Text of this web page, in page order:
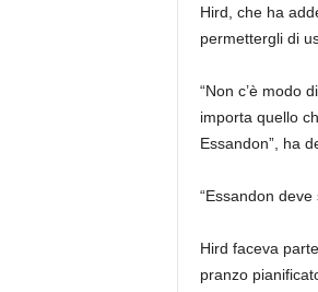
Hird, che ha
permettergli di
“Non c’è modo
importa quello
Essandon”, ha
“Essandon deve
Hird faceva
pranzo